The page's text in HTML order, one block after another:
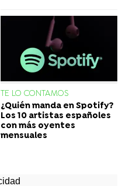
TE LO CONTAMOS
¿Quién manda en Spotify?
Los 10 artistas españoles
con más oyentes
mensuales